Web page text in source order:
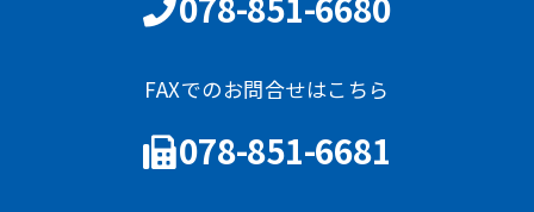
FAXでのお問合せはこちら
078-851-6681